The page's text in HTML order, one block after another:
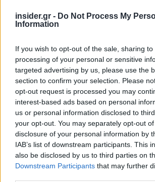
insider.gr - Do Not Process My
Information
If you wish to opt-out of the sale, sharing
processing of your personal or sensitive
targeted advertising by us, please use the
section to confirm your selection. Please
opt-out request is processed you may
interest-based ads based on personal
us or personal information disclosed to
your opt-out. You may separately opt-out
disclosure of your personal information by
IAB’s list of downstream participants. This
also be disclosed by us to third parties on
Downstream Participants that may further